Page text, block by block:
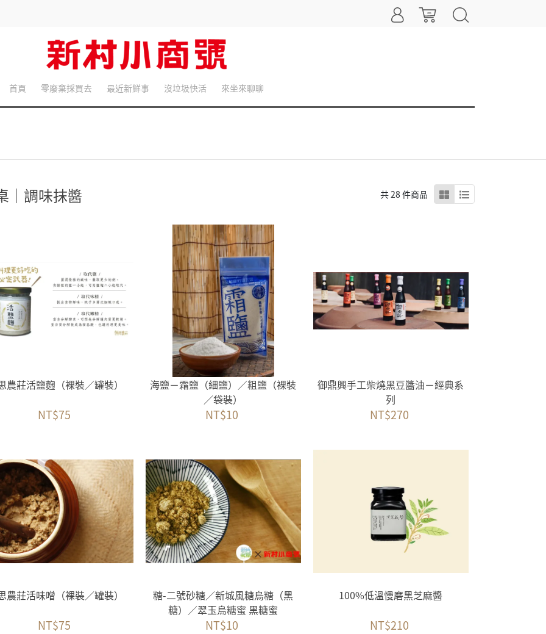
首頁 零廢棄採買去 最近新鮮事 沒垃圾快活 來坐來聊聊
｜調味抹醬 共 28 件商品
農莊活鹽麴（裸裝／罐裝）
NT$75
海鹽－霜鹽（細鹽）／粗鹽（裸裝
／袋裝）
NT$10
御鼎興手工柴燒黑豆醬油－經典系
列
NT$270
農莊活味噌（裸裝／罐裝）
NT$75
糖-二號砂糖／新城風糖烏糖（黑
糖）／翠玉烏糖蜜 黑糖蜜
NT$10
100%低溫慢磨黑芝麻醬
NT$210